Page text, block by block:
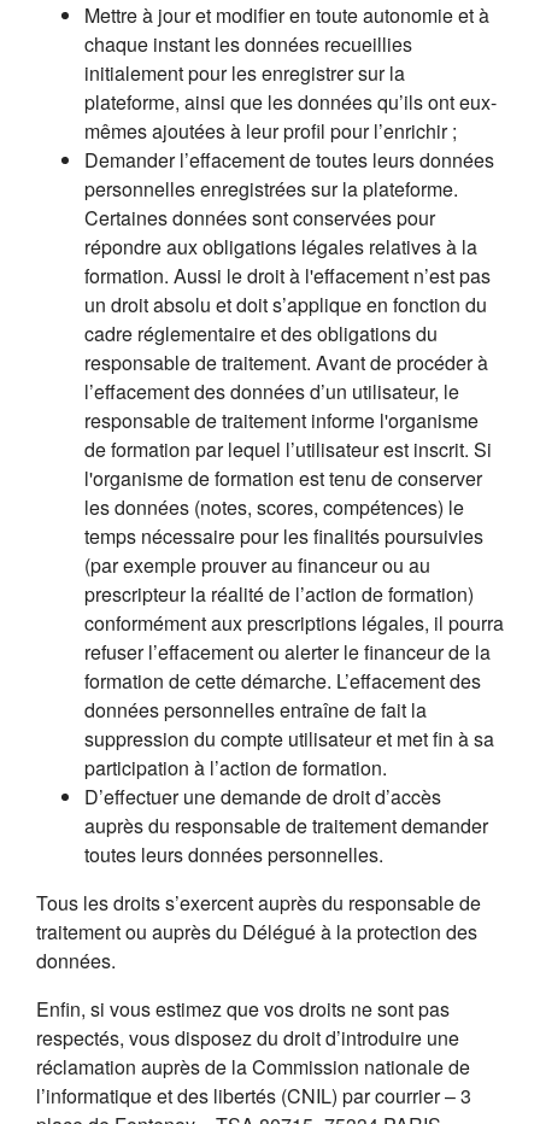
Mettre à jour et modifier en toute autonomie et à
chaque instant les données recueillies
initialement pour les enregistrer sur la
plateforme, ainsi que les données qu’ils ont eux-
mêmes ajoutées à leur profil pour l’enrichir ;
Demander l’effacement de toutes leurs données
personnelles enregistrées sur la plateforme.
Certaines données sont conservées pour
répondre aux obligations légales relatives à la
formation. Aussi le droit à l'effacement n’est pas
un droit absolu et doit s’applique en fonction du
cadre réglementaire et des obligations du
responsable de traitement. Avant de procéder à
l’effacement des données d’un utilisateur, le
responsable de traitement informe l'organisme
de formation par lequel l’utilisateur est inscrit. Si
l'organisme de formation est tenu de conserver
les données (notes, scores, compétences) le
temps nécessaire pour les finalités poursuivies
(par exemple prouver au financeur ou au
prescripteur la réalité de l’action de formation)
conformément aux prescriptions légales, il pourra
refuser l’effacement ou alerter le financeur de la
formation de cette démarche. L’effacement des
données personnelles entraîne de fait la
suppression du compte utilisateur et met fin à sa
participation à l’action de formation.
D’effectuer une demande de droit d’accès
auprès du responsable de traitement demander
toutes leurs données personnelles.
Tous les droits s’exercent auprès du responsable de
traitement ou auprès du Délégué à la protection des
données.
Enfin, si vous estimez que vos droits ne sont pas
respectés, vous disposez du droit d’introduire une
réclamation auprès de la Commission nationale de
l’informatique et des libertés (CNIL) par courrier – 3